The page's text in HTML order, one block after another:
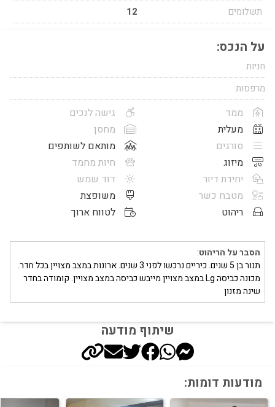
תשלומים
12
על הנכס:
חניות
מרפסות
ממד
מעלית
סורגים
מיזוג
יחידת דיור
מטבח כשר
ריהוט
גישה לנכים
מחסן
מותאם לשותפים
חיות מחמד
דוד שמש
משופצת
לטווח ארוך
הסבר על הריהוט:
תנור בן 5 שנים. כיריים נרכשו לפני 3 שנים. ארונות במצב מצויין בכל חדר.
מכונה כביסה Lg במצב מצויין מייבש כביסה במצב מצויין. קומודה בחדר
שינה מזנון
שיתוף מודעה
מודעות דומות: